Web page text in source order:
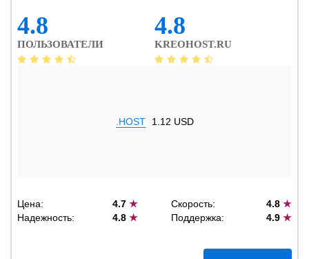
4.8
ПОЛЬЗОВАТЕЛИ
4.8
KREOHOST.RU
.HOST 1.12 USD
Цена: 4.7★ Скорость: 4.8 ★
Надежность:
4.8★ Поддержка: 4.9 ★